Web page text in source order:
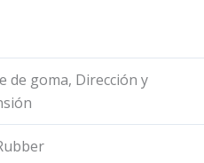
de goma, Dirección y